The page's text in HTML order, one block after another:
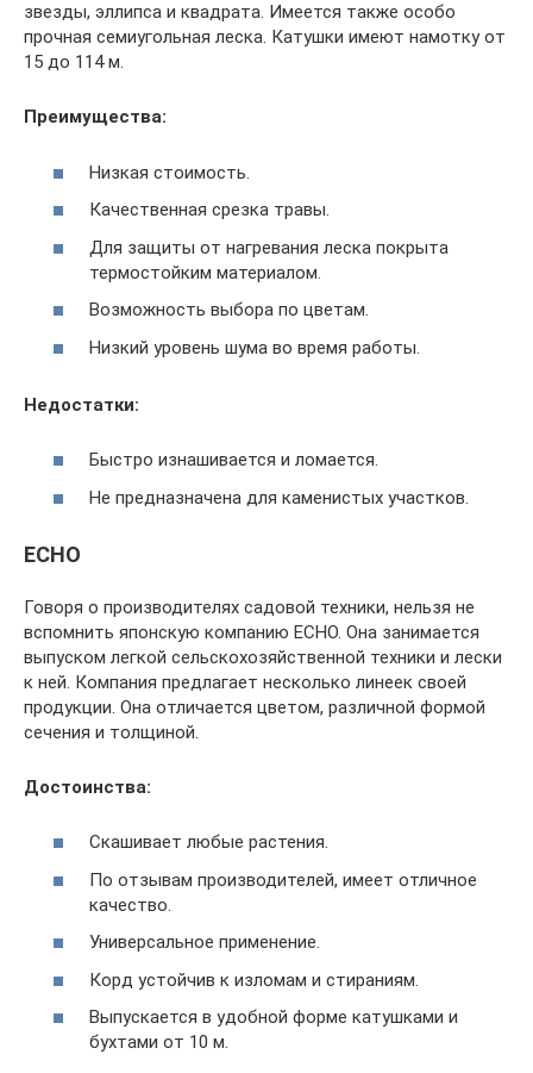
звезды, эллипса и квадрата. Имеется также особо
прочная семиугольная леска. Катушки имеют намотку от
15 до 114 м.
Преимущества:
Низкая стоимость.
Качественная срезка травы.
Для защиты от нагревания леска покрыта
термостойким материалом.
Возможность выбора по цветам.
Низкий уровень шума во время работы.
Недостатки:
Быстро изнашивается и ломается.
Не предназначена для каменистых участков.
ECHO
Говоря о производителях садовой техники, нельзя не
вспомнить японскую компанию ECHO. Она занимается
выпуском легкой сельскохозяйственной техники и лески
к ней. Компания предлагает несколько линеек своей
продукции. Она отличается цветом, различной формой
сечения и толщиной.
Достоинства:
Скашивает любые растения.
По отзывам производителей, имеет отличное
качество.
Универсальное применение.
Корд устойчив к изломам и стираниям.
Выпускается в удобной форме катушками и
бухтами от 10 м.